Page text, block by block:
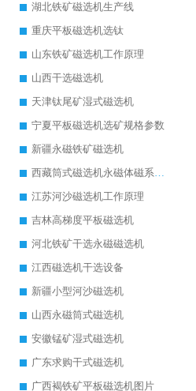
湖北铁矿磁选机生产线
重庆平板磁选机选钛
山东铁矿磁选机工作原理
山西干选磁选机
天津钛尾矿湿式磁选机
宁夏平板磁选机选矿规格参数
新疆永磁铁矿磁选机
西藏筒式磁选机永磁体磁系设计
江苏河沙磁选机工作原理
吉林高梯度平板磁选机
河北铁矿干选永磁磁选机
江西磁选机干选设备
新疆小型河沙磁选机
山西永磁筒式磁选机
安徽锰矿湿式磁选机
广东求购干式磁选机
广西褐铁矿平板磁选机图片